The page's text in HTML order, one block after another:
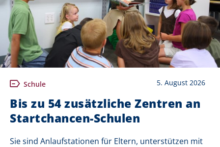
Schule 5. August 2026
Bis zu 54 zusätzliche Zentren an
Startchancen-Schulen
Sie sind Anlaufstationen für Eltern, unterstützen mit